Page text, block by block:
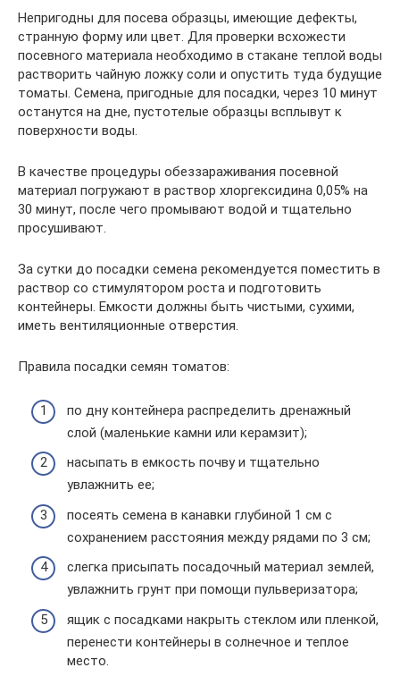
Непригодны для посева образцы, имеющие дефекты,
странную форму или цвет. Для проверки всхожести
посевного материала необходимо в стакане теплой воды
растворить чайную ложку соли и опустить туда будущие
томаты. Семена, пригодные для посадки, через 10 минут
останутся на дне, пустотелые образцы всплывут к
поверхности воды.
В качестве процедуры обеззараживания посевной
материал погружают в раствор хлоргексидина 0,05% на
30 минут, после чего промывают водой и тщательно
просушивают.
За сутки до посадки семена рекомендуется поместить в
раствор со стимулятором роста и подготовить
контейнеры. Емкости должны быть чистыми, сухими,
иметь вентиляционные отверстия.
Правила посадки семян томатов:
по дну контейнера распределить дренажный
слой (маленькие камни или керамзит);
насыпать в емкость почву и тщательно
увлажнить ее;
посеять семена в канавки глубиной 1 см с
сохранением расстояния между рядами по 3 см;
слегка присыпать посадочный материал землей,
увлажнить грунт при помощи пульверизатора;
ящик с посадками накрыть стеклом или пленкой,
перенести контейнеры в солнечное и теплое
место.